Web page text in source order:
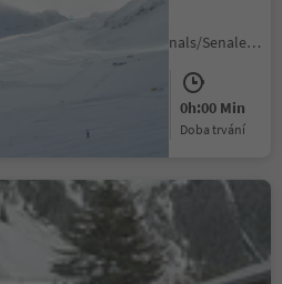
run
Maso Corto/Kurzras, Schnals/Senales, Vinschgau/Val Venosta
0h:00 Min
doba trvání
Illuminated Circuit Laste